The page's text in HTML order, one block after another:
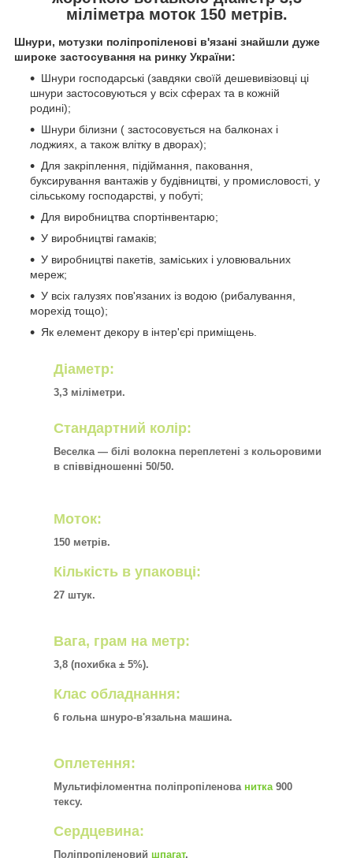
міліметра моток 150 метрів.
Шнури, мотузки поліпропіленові в'язані знайшли дуже
широке застосування на ринку України:
Шнури господарські (завдяки своїй дешевивізовці ці
шнури застосовуються у всіх сферах та в кожній
родині);
Шнури білизни ( застосовується на балконах і
лоджиях, а також влітку в дворах);
Для закріплення, підіймання, паковання,
буксирування вантажів у будівництві, у промисловості, у
сільському господарстві, у побуті;
Для виробництва спортінвентарю;
У виробництві гамаків;
У виробництві пакетів, заміських і уловювальних
мереж;
У всіх галузях пов'язаних із водою (рибалування,
морехід тощо);
Як елемент декору в інтер'єрі приміщень.
Діаметр:
3,3 міліметри.
Стандартний колір:
Веселка — білі волокна переплетені з кольоровими
в співвідношенні 50/50.
Моток:
150 метрів.
Кількість в упаковці:
27 штук.
Вага, грам на метр:
3,8 (похибка ± 5%).
Клас обладнання:
6 гольна шнуро-в'язальна машина.
Оплетення:
Мультифіломентна поліпропіленова нитка900
тексу.
Сердцевина:
Поліпропіленовий шпагат.